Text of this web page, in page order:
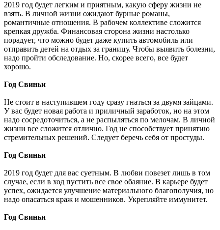
2019 год будет легким и приятным, какую сферу жизни не
взять. В личной жизни ожидают бурные романы,
романтичные отношения. В рабочем коллективе сложится
крепкая дружба. Финансовая сторона жизни настолько
порадует, что можно будет даже купить автомобиль или
отправить детей на отдых за границу. Чтобы выявить болезни,
надо пройти обследование. Но, скорее всего, все будет
хорошо.
Год Свиньи
Не стоит в наступившем году сразу гнаться за двумя зайцами.
У вас будет новая работа и приличный заработок, но на этом
надо сосредоточиться, а не распыляться по мелочам. В личной
жизни все сложится отлично. Год не способствует принятию
стремительных решений. Следует беречь себя от простуды.
Год Свиньи
2019 год будет для вас суетным. В любви повезет лишь в том
случае, если в ход пустить все свое обаяние. В карьере будет
успех, ожидается улучшение материального благополучия, но
надо опасаться краж и мошенников. Укрепляйте иммунитет.
Год Свиньи